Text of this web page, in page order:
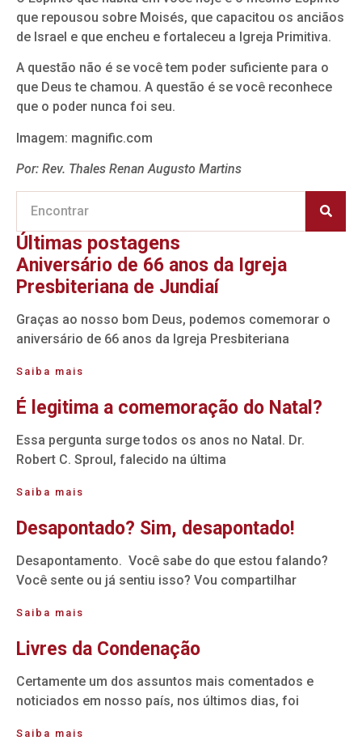
que repousou sobre Moisés, que capacitou os anciãos
de Israel e que encheu e fortaleceu a Igreja Primitiva.
A questão não é se você tem poder suficiente para o
que Deus te chamou. A questão é se você reconhece
que o poder nunca foi seu.
Imagem: magnific.com
Por: Rev. Thales Renan Augusto Martins
Últimas postagens
Aniversário de 66 anos da Igreja
Presbiteriana de Jundiaí
Graças ao nosso bom Deus, podemos comemorar o
aniversário de 66 anos da Igreja Presbiteriana
Saiba mais
É legitima a comemoração do Natal?
Essa pergunta surge todos os anos no Natal. Dr.
Robert C. Sproul, falecido na última
Saiba mais
Desapontado? Sim, desapontado!
Desapontamento. Você sabe do que estou falando?
Você sente ou já sentiu isso? Vou compartilhar
Saiba mais
Livres da Condenação
Certamente um dos assuntos mais comentados e
noticiados em nosso país, nos últimos dias, foi
Saiba mais